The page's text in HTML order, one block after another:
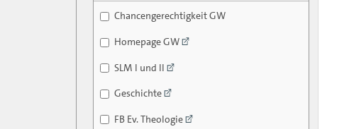
Chancengerechtigkeit GW
Homepage GW
SLM I und II
Geschichte
FB Ev. Theologie